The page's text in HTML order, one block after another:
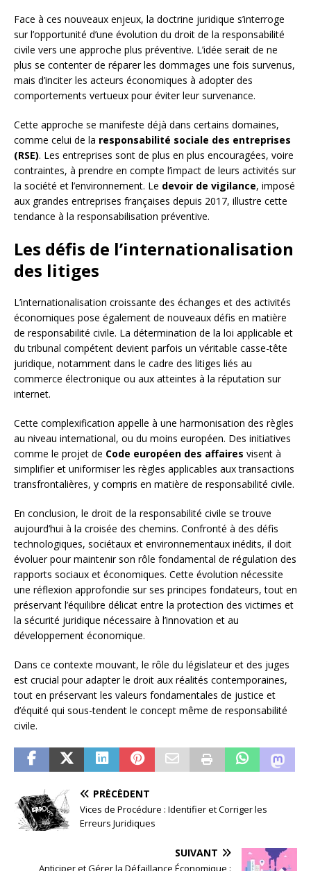
Face à ces nouveaux enjeux, la doctrine juridique s’interroge
sur l’opportunité d’une évolution du droit de la responsabilité
civile vers une approche plus préventive. L’idée serait de ne
plus se contenter de réparer les dommages une fois survenus,
mais d’inciter les acteurs économiques à adopter des
comportements vertueux pour éviter leur survenance.
Cette approche se manifeste déjà dans certains domaines,
comme celui de la responsabilité sociale des entreprises
(RSE). Les entreprises sont de plus en plus encouragées, voire
contraintes, à prendre en compte l’impact de leurs activités sur
la société et l’environnement. Le devoir de vigilance, imposé
aux grandes entreprises françaises depuis 2017, illustre cette
tendance à la responsabilisation préventive.
Les défis de l’internationalisation
des litiges
L’internationalisation croissante des échanges et des activités
économiques pose également de nouveaux défis en matière
de responsabilité civile. La détermination de la loi applicable et
du tribunal compétent devient parfois un véritable casse-tête
juridique, notamment dans le cadre des litiges liés au
commerce électronique ou aux atteintes à la réputation sur
internet.
Cette complexification appelle à une harmonisation des règles
au niveau international, ou du moins européen. Des initiatives
comme le projet de Code européen des affaires visent à
simplifier et uniformiser les règles applicables aux transactions
transfrontalières, y compris en matière de responsabilité civile.
En conclusion, le droit de la responsabilité civile se trouve
aujourd’hui à la croisée des chemins. Confronté à des défis
technologiques, sociétaux et environnementaux inédits, il doit
évoluer pour maintenir son rôle fondamental de régulation des
rapports sociaux et économiques. Cette évolution nécessite
une réflexion approfondie sur ses principes fondateurs, tout en
préservant l’équilibre délicat entre la protection des victimes et
la sécurité juridique nécessaire à l’innovation et au
développement économique.
Dans ce contexte mouvant, le rôle du législateur et des juges
est crucial pour adapter le droit aux réalités contemporaines,
tout en préservant les valeurs fondamentales de justice et
d’équité qui sous-tendent le concept même de responsabilité
civile.
PRÉCÉDENT
Vices de Procédure : Identifier et Corriger les
Erreurs Juridiques
SUIVANT
Anticiper et Gérer la Défaillance Économique :